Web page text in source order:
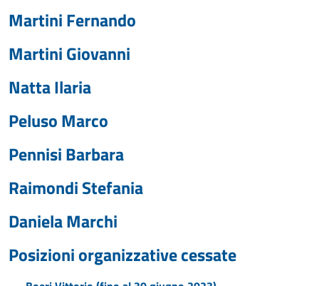
Martini Fernando
Martini Giovanni
Natta Ilaria
Peluso Marco
Pennisi Barbara
Raimondi Stefania
Daniela Marchi
Posizioni organizzative cessate